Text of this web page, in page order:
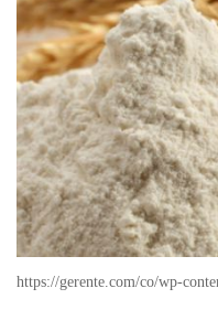
https://gerente.com/co/wp-